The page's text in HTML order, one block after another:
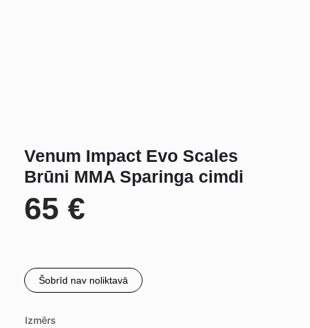
Venum Impact Evo Scales
Brūni MMA Sparinga cimdi
65 €
Šobrīd nav noliktavā
Izmērs